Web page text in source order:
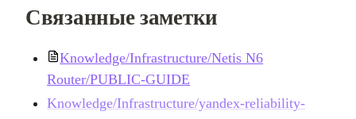
Связанные заметки
Knowledge/Infrastructure/Netis N6
Router/PUBLIC-GUIDE
Knowledge/Infrastructure/yandex-reliability-